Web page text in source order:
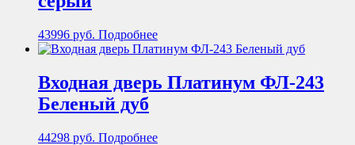
43996 руб. Подробнее
Входная дверь Платинум ФЛ-243
Беленый дуб
44298 руб. Подробнее